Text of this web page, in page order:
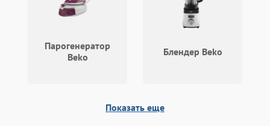
Парогенератор
Beko
Блендер Beko
Показать еще